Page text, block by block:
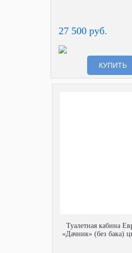
27 500 руб.
КУПИТЬ
Туалетная кабина
«Дачник» (без бака)